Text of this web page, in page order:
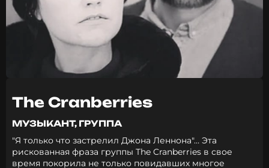
The Cranberries
МУЗЫКАНТ, ГРУППА
"Я только что застрелил Джона Леннона"… Эта
рискованная фраза группы The Cranberries в свое
время покорила не только повидавших многое